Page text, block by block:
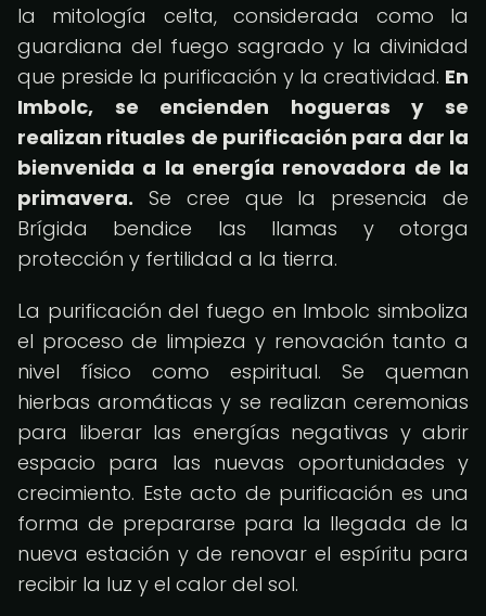
la mitología celta, considerada como la
guardiana del fuego sagrado y la divinidad
que preside la purificación y la creatividad. En
Imbolc, se encienden hogueras y se
realizan rituales de purificación para dar la
bienvenida a la energía renovadora de la
primavera. Se cree que la presencia de
Brígida bendice las llamas y otorga
protección y fertilidad a la tierra.
La purificación del fuego en Imbolc simboliza
el proceso de limpieza y renovación tanto a
nivel físico como espiritual. Se queman
hierbas aromáticas y se realizan ceremonias
para liberar las energías negativas y abrir
espacio para las nuevas oportunidades y
crecimiento. Este acto de purificación es una
forma de prepararse para la llegada de la
nueva estación y de renovar el espíritu para
recibir la luz y el calor del sol.